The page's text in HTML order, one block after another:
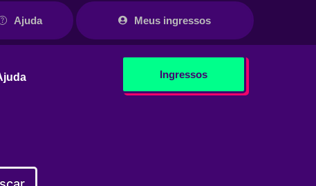
Ajuda Meus ingressos
Ingressos